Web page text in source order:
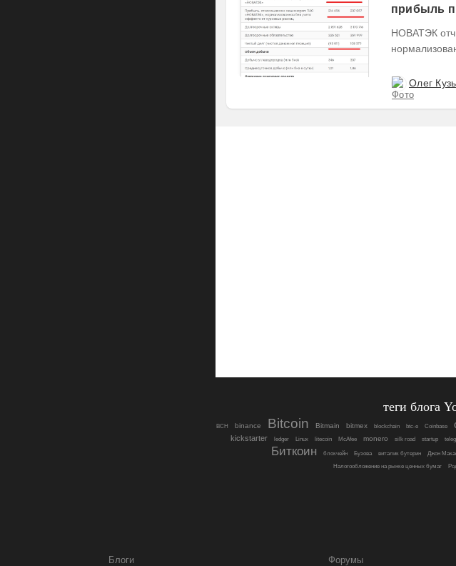
прибыль
НОВАТЭК
Олег
теги блога
BCH binance Bitcoin Bitmain bitmex blockchain btc-e Coinbase
kickstarter ledger Linux litecoin McAfee monero silk road startup
Биткоин блокчейн Бузова виталик бутерин Джон
Налогообложение на рынке ценных бумаг
Блоги Форумы